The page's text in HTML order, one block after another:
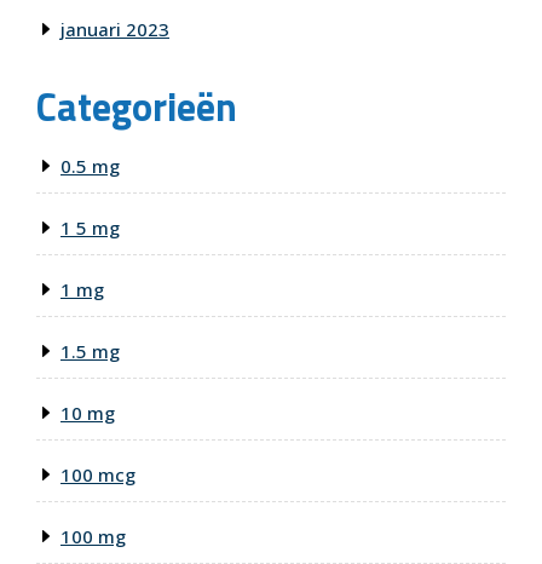
januari 2023
Categorieën
0.5 mg
1 5 mg
1 mg
1.5 mg
10 mg
100 mcg
100 mg